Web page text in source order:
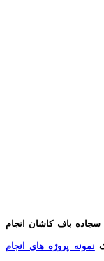
باف کاشان انجام
نمونه پروژه های انجام